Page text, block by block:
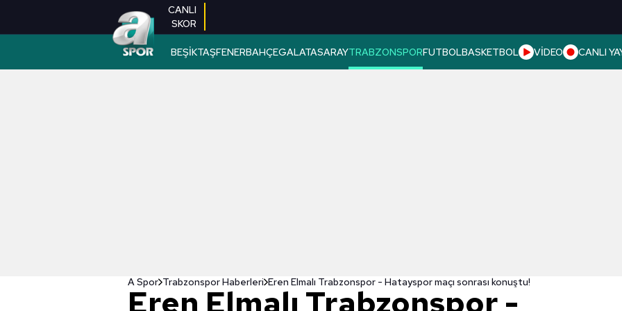
CANLI
SKOR
BEŞİKTAŞFENERBAHÇEGALATASARAYTRABZONSPORFUTBOLBASKETBOL VİDEO CANLI
A Spor Trabzonspor Haberleri Eren Elmalı Trabzonspor - Hatayspor maçı sonrası konuştu!
Eren Elmalı Trabzonspor -